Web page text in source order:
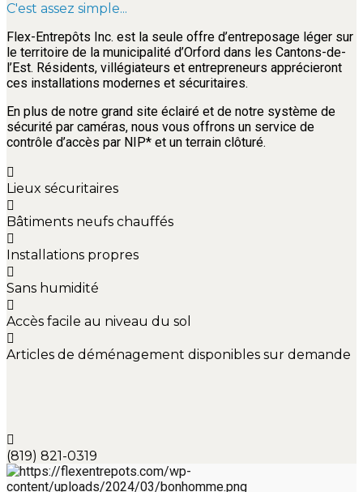
C'est assez simple...
Flex-Entrepôts Inc. est la seule offre d’entreposage léger sur
le territoire de la municipalité d’Orford dans les Cantons-de-
l’Est. Résidents, villégiateurs et entrepreneurs apprécieront
ces installations modernes et sécuritaires.
En plus de notre grand site éclairé et de notre système de
sécurité par caméras, nous vous offrons un service de
contrôle d’accès par NIP* et un terrain clôturé.
Lieux sécuritaires
Bâtiments neufs chauffés
Installations propres
Sans humidité
Accès facile au niveau du sol
Articles de déménagement disponibles sur demande
(819) 821-0319